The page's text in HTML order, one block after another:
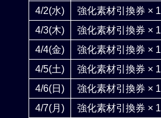
4/2(水)
強化素材引換券 × 1
4/3(木)
強化素材引換券 × 1
4/4(金)
強化素材引換券 × 1
4/5(土)
強化素材引換券 × 1
4/6(日)
強化素材引換券 × 1
4/7(月)
強化素材引換券 × 1